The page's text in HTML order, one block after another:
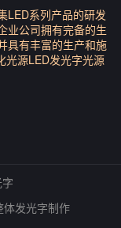
LED系列产品的研发
业公司拥有完备的生
具有丰富的生产和施
光源LED发光字光源
体发光字制作